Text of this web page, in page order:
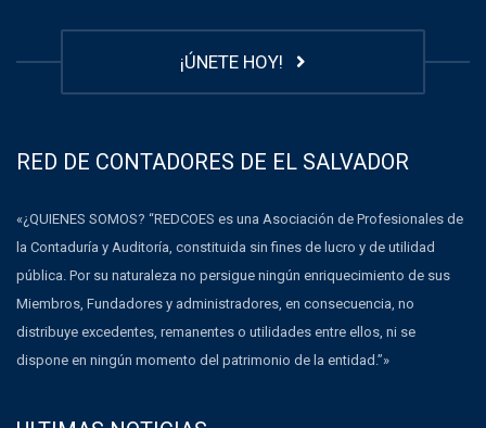
¡ÚNETE HOY!
RED DE CONTADORES DE EL SALVADOR
«¿QUIENES SOMOS? “REDCOES es una Asociación de Profesionales de
la Contaduría y Auditoría, constituida sin fines de lucro y de utilidad
pública. Por su naturaleza no persigue ningún enriquecimiento de sus
Miembros, Fundadores y administradores, en consecuencia, no
distribuye excedentes, remanentes o utilidades entre ellos, ni se
dispone en ningún momento del patrimonio de la entidad.”»